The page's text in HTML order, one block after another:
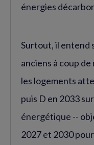
énergies
Surtout, il entend
anciens à coup
les logements
puis D en 2033
énergétique --
2027 et 2030